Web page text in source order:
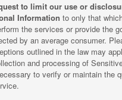
to limit our use or
Information to only that
the services or provide the
by an average consumer.
outlined in the law may
and processing of
to verify or maintain the